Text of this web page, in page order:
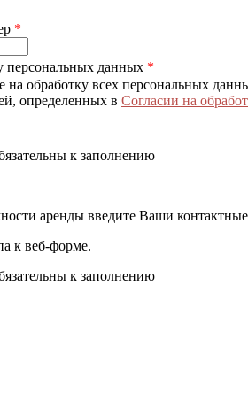
*
персональных данных *
на обработку всех персональных
определенных в Согласии на
к заполнению
аренды введите Ваши
к веб-форме.
к заполнению